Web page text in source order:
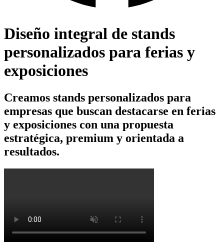
Diseño integral de stands
personalizados para ferias y
exposiciones
Creamos stands personalizados para
empresas que buscan destacarse en ferias
y exposiciones con una propuesta
estratégica, premium y orientada a
resultados.